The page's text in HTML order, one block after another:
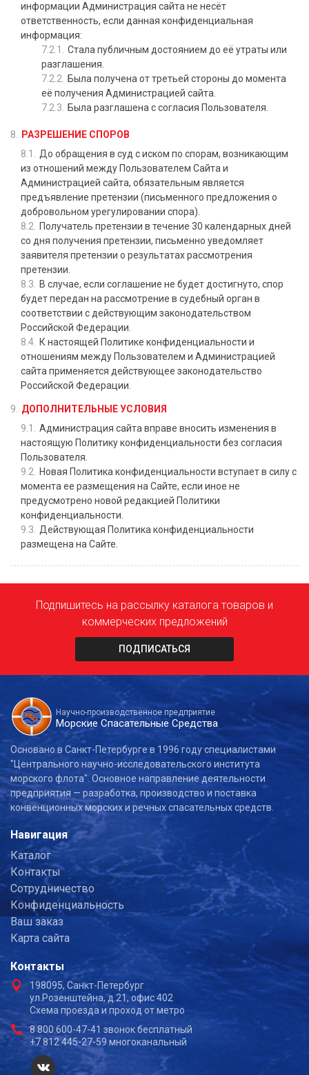
информации Администрация сайта не несёт
ответственность, если данная конфиденциальная
информация:
Стала публичным достоянием до её утраты или
разглашения.
Была получена от третьей стороны до момента
её получения Администрацией сайта.
Была разглашена с согласия Пользователя.
РАЗРЕШЕНИЕ СПОРОВ
До обращения в суд с иском по спорам, возникающим
из отношений между Пользователем Сайта и
Администрацией сайта, обязательным является
предъявление претензии (письменного предложения о
добровольном урегулировании спора).
Получатель претензии в течение 30 календарных дней
со дня получения претензии, письменно уведомляет
заявителя претензии о результатах рассмотрения
претензии.
В случае, если соглашение не будет достигнуто, спор
будет передан на рассмотрение в судебный орган в
соответствии с действующим законодательством
Российской Федерации.
К настоящей Политике конфиденциальности и
отношениям между Пользователем и Администрацией
сайта применяется действующее законодательство
Российской Федерации.
ДОПОЛНИТЕЛЬНЫЕ УСЛОВИЯ
Администрация сайта вправе вносить изменения в
настоящую Политику конфиденциальности без согласия
Пользователя.
Новая Политика конфиденциальности вступает в силу с
момента ее размещения на Сайте, если иное не
предусмотрено новой редакцией Политики
конфиденциальности.
Действующая Политика конфиденциальности
размещена на Сайте.
Подпишитесь на рассылку каталога товаров и
коммерческих предложений
ПОДПИСАТЬСЯ
Научно-производственное предприятие
Морские Спасательные Средства
Основано в Санкт-Петербурге в 1996 году специалистами
"Центрального научно-исследовательского института
морского флота". Основное направление деятельности
предприятия — разработка, производство и поставка
конвенционных морских и речных спасательных средств.
Навигация
Каталог
Контакты
Сотрудничество
Конфиденциальность
Ваш заказ
Карта сайта
Контакты
198095, Санкт-Петербург
ул.Розенштейна, д.21, офис 402
Схема проезда и проход от метро
8 800 600-47-41 звонок бесплатный
+7 812 445-27-59 многоканальный